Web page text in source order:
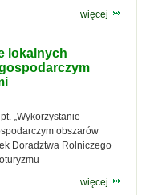
więcej
lokalnych
„Wykorzystanie
obszarów
Doradztwa Rolniczego
więcej